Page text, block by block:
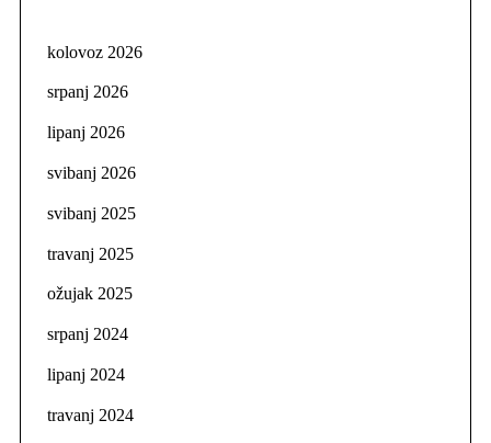
kolovoz 2026
srpanj 2026
lipanj 2026
svibanj 2026
svibanj 2025
travanj 2025
ožujak 2025
srpanj 2024
lipanj 2024
travanj 2024